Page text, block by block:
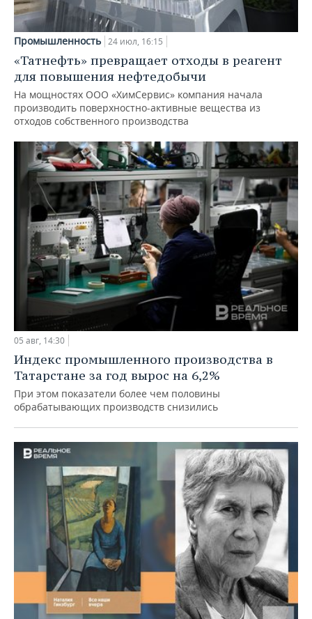
Промышленность 24 июл, 16:15
«Татнефть» превращает отходы в реагент
для повышения нефтедобычи
На мощностях ООО «ХимСервис» компания начала
производить поверхностно-активные вещества из
отходов собственного производства
05 авг, 14:30
Индекс промышленного производства в
Татарстане за год вырос на 6,2%
При этом показатели более чем половины
обрабатывающих производств снизились